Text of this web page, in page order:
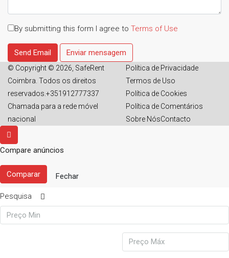
By submitting this form I agree to Terms of Use
Send Email Enviar mensagem
© Copyright © 2026, SafeRent
Coimbra. Todos os direitos
reservados.+351912777337
Chamada para a rede móvel
nacional
Política de Privacidade
Termos de Uso
Política de Cookies
Política de Comentários
Sobre NósContacto
Compare anúncios
Comparar Fechar
Pesquisa